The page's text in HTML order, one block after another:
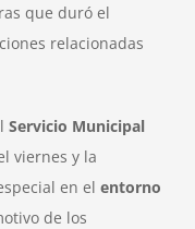
que duró el
relacionadas
Servicio Municipal
viernes y la
en el entorno
de los